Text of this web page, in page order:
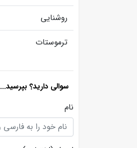
روشنایی
ترموستات
سوالی دارید؟ بپرسید...
نام